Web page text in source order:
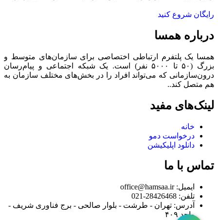
رایگان شروع کنید
درباره همسا
همسا یک پلتفرم ارتباطی اختصاصی برای سازمان‌های متوسط و
بزرگ (۵۰ تا ۵۰۰۰ نفر) است. یک شبکه اجتماعی و پیام‌رسان
درون‌سازمانی که می‌تواند افراد را در بخش‌های مختلف سازمان به
هم متصل کند..
لینک‌های مفید
خانه
درخواست دمو
دانلود اپلیکیشن
تماس با ما
ایمیل: office@hamsaa.ir
تلفن: 28426468-021
آدرس: تهران - طرشت - بلوار صالحی - برج فناوری شریف -
واحد ۴۰۹